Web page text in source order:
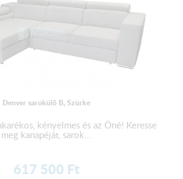
Denver sarokülő B, Szürke
kényelmes és az Öné! Keresse
meg kanapéját, sarok...
617 500 Ft